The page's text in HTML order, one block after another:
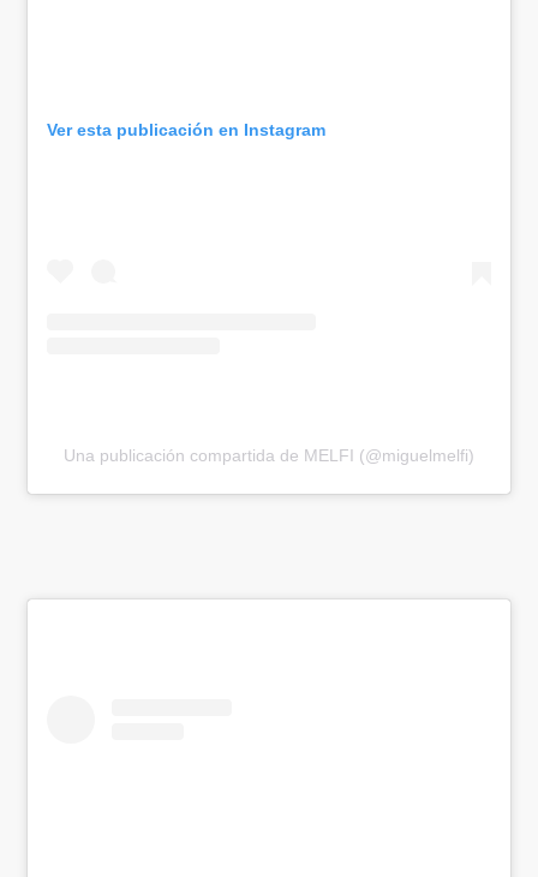
Ver esta publicación en Instagram
Una publicación compartida de MELFI (@miguelmelfi)